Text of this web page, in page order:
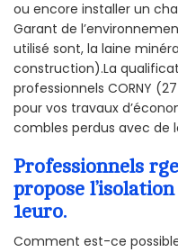
ou encore installer un
Garant de
utilisé sont, la laine
construction).La
professionnels CORNY
pour vos travaux
combles perdus avec de
Professionnels
propose
1euro.
Comment est-ce possible